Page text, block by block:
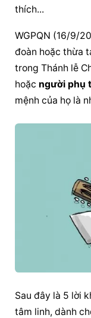
thích...
WGPQN (16/9/
đoàn hoặc thừa
trong Thánh lễ
hoặc người phụ
mệnh của họ là
Sau đây là 5 lời
tâm linh, dành